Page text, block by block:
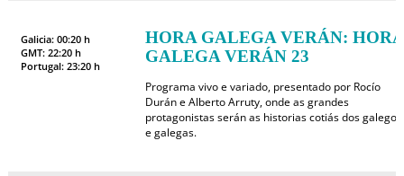
Galicia: 00:20 h
GMT: 22:20 h
Portugal: 23:20 h
HORA GALEGA VERÁN: HORA
GALEGA VERÁN 23
Programa vivo e variado, presentado por Rocío
Durán e Alberto Arruty, onde as grandes
protagonistas serán as historias cotiás dos galegos
e galegas.